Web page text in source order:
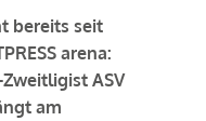
bereits seit
arena:
ASV
am